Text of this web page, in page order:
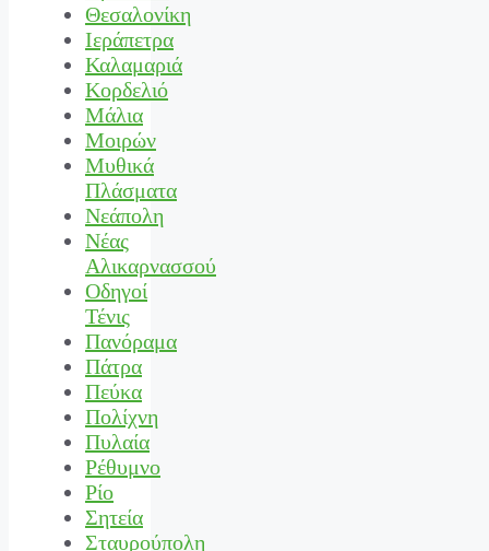
Θεσαλονίκη
Ιεράπετρα
Καλαμαριά
Κορδελιό
Μάλια
Μοιρών
Μυθικά
Πλάσματα
Νεάπολη
Νέας
Αλικαρνασσού
Οδηγοί
Τένις
Πανόραμα
Πάτρα
Πεύκα
Πολίχνη
Πυλαία
Ρέθυμνο
Ρίο
Σητεία
Σταυρούπολη